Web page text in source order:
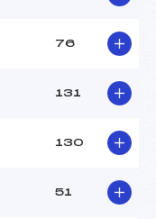
beau
DURE
49
76
131
130
51